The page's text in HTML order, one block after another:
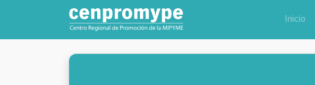
Inicio